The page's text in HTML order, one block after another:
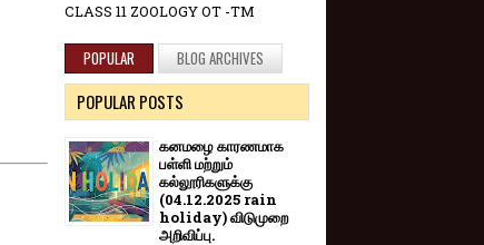
CLASS 11 ZOOLOGY OT -TM
POPULAR BLOG ARCHIVES
POPULAR POSTS
கனமழை காரணமாக
பள்ளி மற்றும்
கல்லூரிகளுக்கு
(04.12.2025 rain
holiday) விடுமுறை
அறிவிப்பு.